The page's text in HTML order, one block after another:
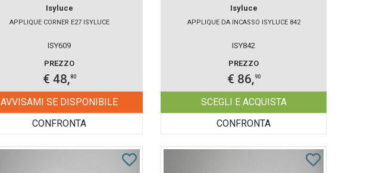
Isyluce
APPLIQUE CORNER E27 ISYLUCE
ISY609
PREZZO
€ 48,80
AVVISAMI SE DISPONIBILE
CONFRONTA
Isyluce
APPLIQUE DA INCASSO ISYLUCE 842
ISY842
PREZZO
€ 86,90
SCEGLI E ACQUISTA
CONFRONTA